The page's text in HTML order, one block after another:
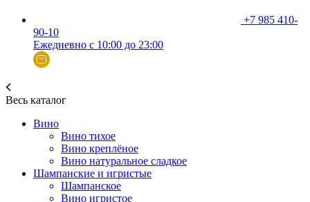
+7 985 410-
90-10
Ежедневно с 10:00 до 23:00
Весь каталог
Вино
Вино тихое
Вино креплёное
Вино натуральное сладкое
Шампанские и игристые
Шампанское
Вино игристое